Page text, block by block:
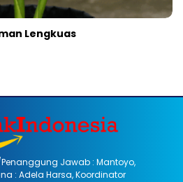
Lengkuas
Jawab : Mantoyo,
: Adela Harsa, Koordinator